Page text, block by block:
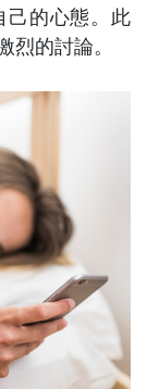
己的心態。此
烈的討論。